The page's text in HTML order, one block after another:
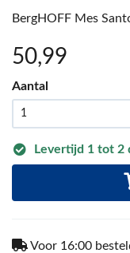
BergHOFF Mes
50,99
Aantal
Levertijd 1 tot 2
Voor 16:00